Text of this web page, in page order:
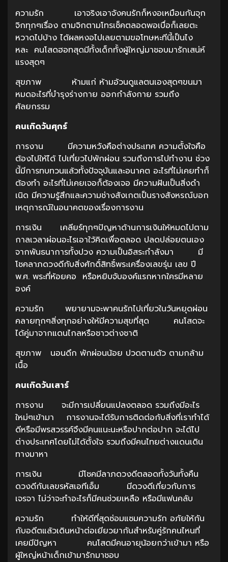
ความรัก เอาจริงเอาจังคนรักก็หงอเหมือนกันจุก
จิกทุกๆเรื่อง ตามจิกตามโทรเช็คตลอดพอเบื่อก็เลยตะ
หวาดไปบ้าง ได้ผลหงอไปเลยตามขอโทษหะทีนี้เป็นไง
หละ คนโสดฮอทสุดมีทั้งเด็กทั้งผู้ใหญ่มาชอบมารักเสน่ห์
แรงสุดๆ
สุขภาพ ห้ามแก่ ห้ามอ้วนดูแลตนเองสุดๆขนมา
หมดอะไรที่บำรุงร่างกาย ออกกำลังกาย รวมถึง
ศัลยกรรม
คนเกิดวันศุกร์
การงาน มีความหวังคือต่างประเทศ ความตั้งใจคือ
ต้องไปให้ได้ ไปเที่ยวไปพักผ่อน รวมถึงการไปทำงาน ช่วง
นี้มีการทบทวนแล้วทั้งปัจจุบันและอนาคต อะไรที่ไม่เคยทำก็
ต้องทำ อะไรที่ไม่เคยเจอก็ต้องเจอ มีความฝันเป็นสิ่งดำ
เนิด มีความรู้สึกและความช่างสังเกตเป็นรางสังหรณ์บอก
เหตุการณ์ในอนาคตของเรื่องการงาน
การเงิน เคลียร์ทุกๆปัญหาด้านการเงินให้หมดไปตาม
กาลเวลาผ่อนอะไรเอาใว้คิดเพื่อตลอด ปลดปล่อยตนเอง
จากพันธนาการทั้งปวง ความเป็นอิสระกำลังมา มี
โชคลาภดวงดีกับสิ่งศักดิ์สิทธิ์พระเครื่องเลขรุ่น เลข ปี
พ.ศ. พระที่ห้อยคอ หรือหยิบจับองค์แรกหากใครมีหลาย
องค์
ความรัก พยายามจะพาคนรักไปเที่ยวในวันหยุดผ่อน
คลายทุกๆสิ่งทุกอย่างให้มีความสุขที่สุด คนโสดจะ
ได้คู่มาจากแดนไกลหรือชาวต่างชาติ
สุขภาพ นอนดึก พักผ่อนน้อย ปวดตามตัว ตามกล้าม
เนื้อ
คนเกิดวันเสาร์
การงาน จะมีการเปลี่ยนแปลงตลอด รวมถึงมีอะไร
ใหม่ๆเข้ามา การงานจะได้รับการติดต่อกับสิ่งที่เราทำได้
ดีหรือมีพรสวรรค์จึงมีคนแนะนะหรือปากต่อปาก จะได้ไป
ต่างประเทศโดยไม่ได้ตั้งใจ รวมถึงมีคนไทยต่างแดนเดิน
ทางมาหา
การเงิน มีโชคมีลาภดวงดีตลอดทั้งวันทั้งคืน
ดวงดีกับเลขรหัสเอทีเอ็ม มีดวงดีเกี่ยวกับการ
เจรจา ไม่ว่าจะทำอะไรก็มีคนช่วยเหลือ หรือมีแฟนคลับ
ความรัก ทำให้ดีที่สุดซ่อมแซมความรัก อภัยให้กัน
กับอดีตแล้วเดินหน้าต่อเยียวยากันสำหรับคู่รักคนไหนที่
เคยมีปัญหา คนโสดมีคนอายุน้อยกว่าเข้ามา หรือ
ผู้ใหญ่หน้าเด็กเข้ามารักมาชอบ